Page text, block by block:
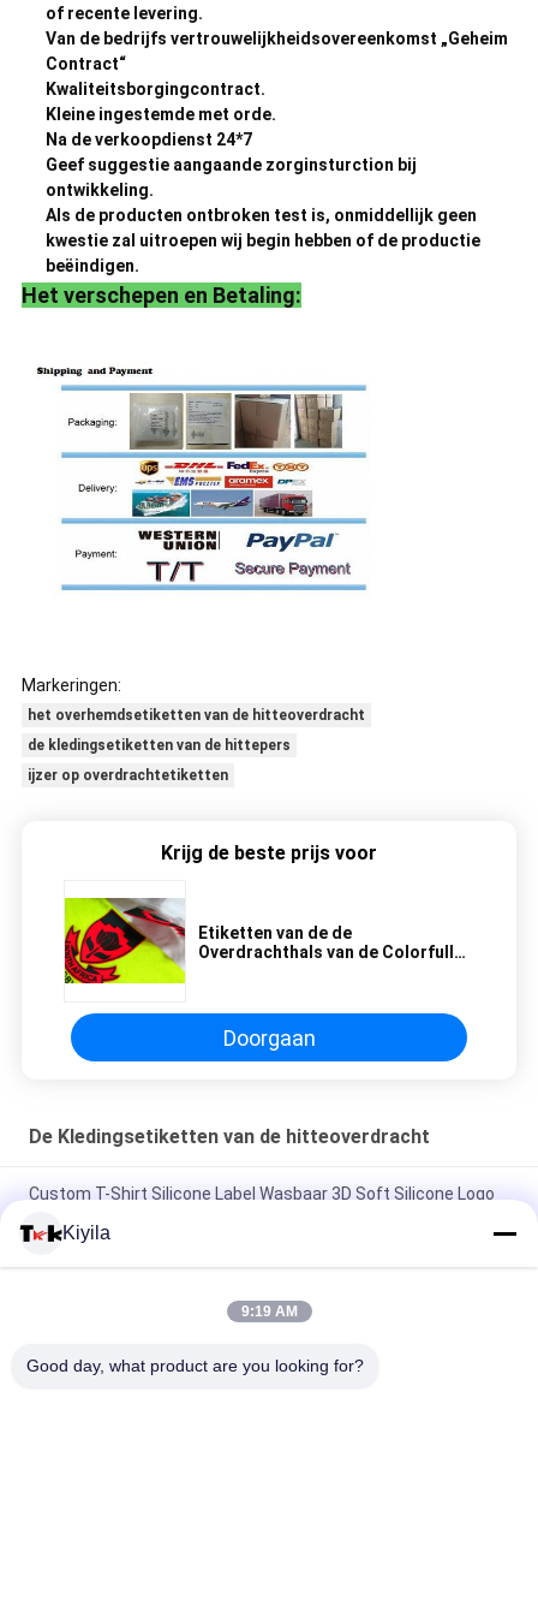
of recente levering.
Van de bedrijfs vertrouwelijkheidsovereenkomst „Geheim
Contract“
Kwaliteitsborgingcontract.
Kleine ingestemde met orde.
Na de verkoopdienst 24*7
Geef suggestie aangaande zorginsturction bij
ontwikkeling.
Als de producten ontbroken test is, onmiddellijk geen
kwestie zal uitroepen wij begin hebben of de productie
beëindigen.
Het verschepen en Betaling:
Markeringen:
het overhemdsetiketten van de hitteoverdracht
de kledingsetiketten van de hittepers
ijzer op overdrachtetiketten
Krijg de beste prijs voor
Etiketten van de de
Overdrachthals van de Colorfull
Overdracht voor Kleding
Doorgaan
De Kledingsetiketten van de hitteoverdracht
Custom T-Shirt Silicone Label Wasbaar 3D Soft Silicone Logo
Custom Mould Injection Silicone Label Wasbaar 3D Soft
Silicone Logo Warm Transfer Silicone Badge
Warmtetransfer Label voor kleding
Kiyila
9:19 AM
Good day, what product are you looking for?